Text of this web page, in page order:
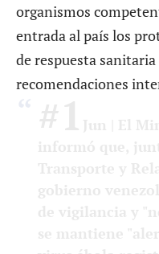
organismos
entrada al país los
de respuesta
recomendaciones